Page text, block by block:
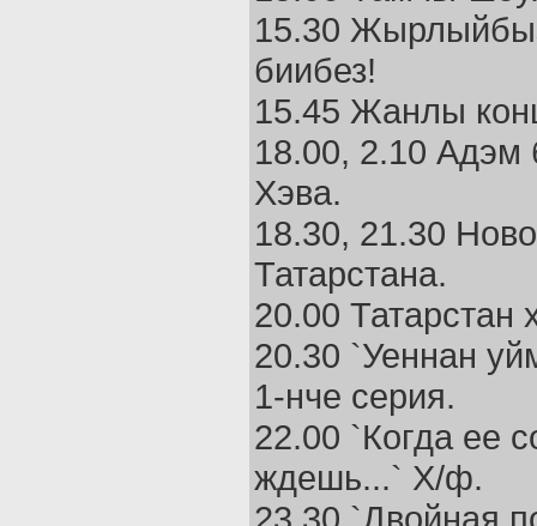
15.30
биибез!
15.45 Жанлы
18.00, 2.10 Адэм
Хэва.
18.30, 21.30
Татарстана.
20.00 Татарстан
20.30 `Уеннан
1-нче серия.
22.00 `Когда ее
ждешь...` Х/ф.